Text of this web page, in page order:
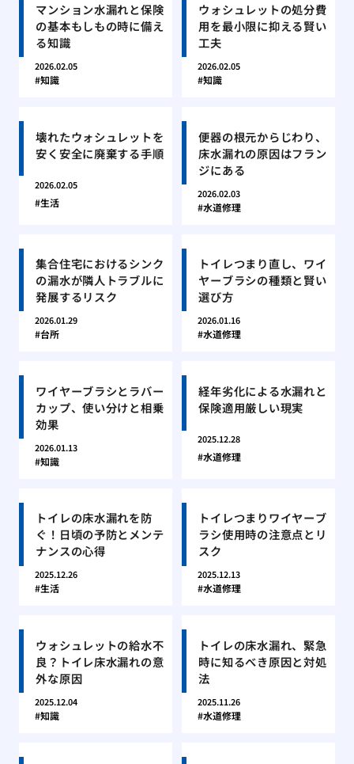
マンション水漏れと保険
の基本もしもの時に備え
る知識
2026.02.05
知識
ウォシュレットの処分費
用を最小限に抑える賢い
工夫
2026.02.05
知識
壊れたウォシュレットを
安く安全に廃棄する手順
2026.02.05
生活
便器の根元からじわり、
床水漏れの原因はフラン
ジにある
2026.02.03
水道修理
集合住宅におけるシンク
の漏水が隣人トラブルに
発展するリスク
2026.01.29
台所
トイレつまり直し、ワイ
ヤーブラシの種類と賢い
選び方
2026.01.16
水道修理
ワイヤーブラシとラバー
カップ、使い分けと相乗
効果
2026.01.13
知識
経年劣化による水漏れと
保険適用厳しい現実
2025.12.28
水道修理
トイレの床水漏れを防
ぐ！日頃の予防とメンテ
ナンスの心得
2025.12.26
生活
トイレつまりワイヤーブ
ラシ使用時の注意点とリ
スク
2025.12.13
水道修理
ウォシュレットの給水不
良？トイレ床水漏れの意
外な原因
2025.12.04
知識
トイレの床水漏れ、緊急
時に知るべき原因と対処
法
2025.11.26
水道修理